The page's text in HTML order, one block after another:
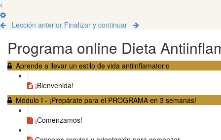
Lección anterior Finalizar y continuar
Programa online Dieta
Aprende a llevar un estilo de vida antiinflamatorio
¡Bienvenida!
Módulo I - ¡Prepárate para el PROGRAMA en 3 semanas!
¡Comenzamos!